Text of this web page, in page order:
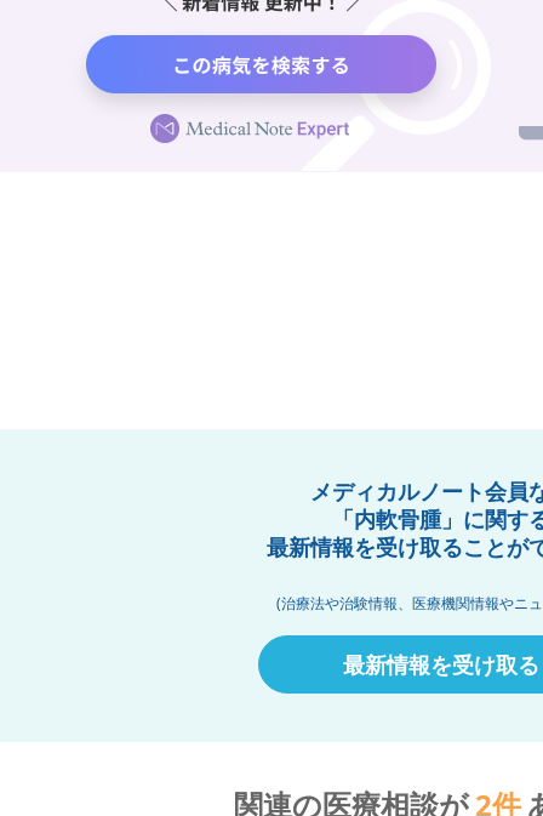
メディカルノート会員
「内軟骨腫」に関す
最新情報を受け取ることが
(治療法や治験情報、医療機関情報やニ
最新情報を受け取る
関連の医療相談が2件